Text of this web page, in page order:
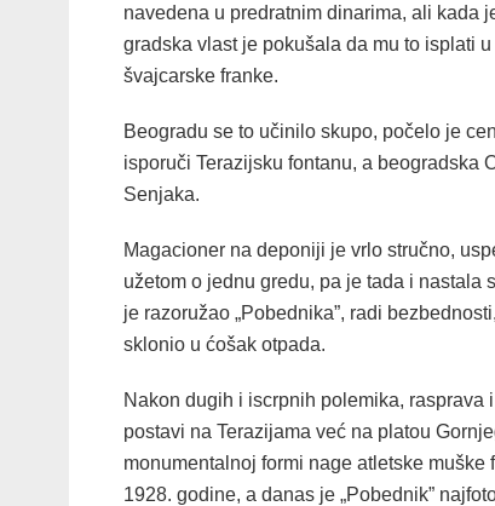
navedena u predratnim dinarima, ali kada
gradska vlast je pokušala da mu to isplati
švajcarske franke.
Beogradu se to učinilo skupo, počelo je
isporuči Terazijsku fontanu, a beogradska
Senjaka.
Magacioner na deponiji je vrlo stručno,
užetom o jednu gredu, pa je tada i
je razoružao „Pobednika”, radi
sklonio u ćošak otpada.
Nakon dugih i iscrpnih polemika,
postavi na Terazijama već na platou
monumentalnoj formi nage atletske
1928. godine, a danas je „Pobednik”